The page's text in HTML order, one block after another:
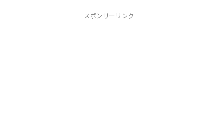
スポンサーリンク